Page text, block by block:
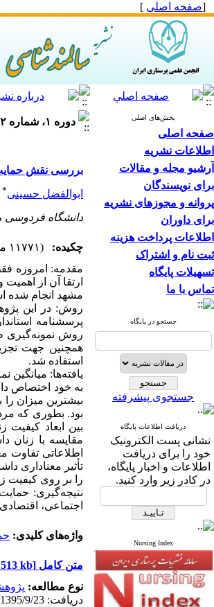
[صفحه اصلی ]
بخش‌های اصلی
صفحه اصلی
اطلاعات نشریه
آرشیو مجله و مقالات
برای نویسندگان
پروانه و مجوزهای نشریه
برای داوران
اطلاعات پرداخت هزینه
ثبت نام و اشتراک
تسهیلات پایگاه
تماس با ما
جستجو در پایگاه
جستجوی پیشرفته
دریافت اطلاعات پایگاه
نشانی پست الکترونیک
خود را برای دریافت
اطلاعات و اخبار پایگاه،
در کادر زیر وارد کنید.
Nursing Index
دوره ۱، شماره ۲ - ( پاییز ۱۳۹۵ )
بررسی نقش حمایت
ابوالفضل حسینی*
دانشگاه فردوسی
چکیده:
(۱۱۷۷۱ مشاهده)
مقدمه: امروزه
ارتقا آن از
مشهد انجام شده
استفاده‌ شد.
بیشترین میزان
مقایسه با زنان
را بر روی کیفیت
نتیجه‌گیری:
اجتماعی،
واژه‌های کلیدی:
متن کامل [PDF 513 kb]
نوع مطالعه:
دریافت: 1395/9/23 | پذیرش: 1395/9/23 | انتشار: 1395/9/23